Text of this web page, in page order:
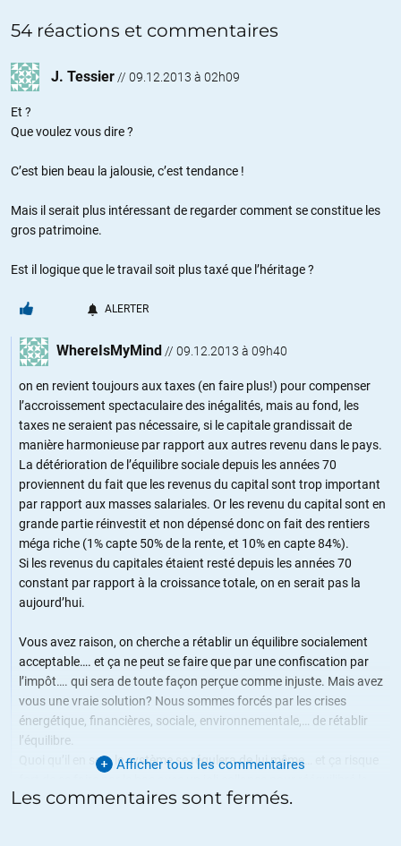
54 réactions et commentaires
J. Tessier// 09.12.2013 à 02h09
Et ?
Que voulez vous dire ?
C’est bien beau la jalousie, c’est tendance !
Mais il serait plus intéressant de regarder comment se constitue les
gros patrimoine.
Est il logique que le travail soit plus taxé que l’héritage ?
ALERTER
WhereIsMyMind // 09.12.2013 à 09h40
on en revient toujours aux taxes (en faire plus!) pour compenser
l’accroissement spectaculaire des inégalités, mais au fond, les
taxes ne seraient pas nécessaire, si le capitale grandissait de
manière harmonieuse par rapport aux autres revenu dans le pays.
La détérioration de l’équilibre sociale depuis les années 70
proviennent du fait que les revenus du capital sont trop important
par rapport aux masses salariales. Or les revenu du capital sont en
grande partie réinvestit et non dépensé donc on fait des rentiers
méga riche (1% capte 50% de la rente, et 10% en capte 84%).
Si les revenus du capitales étaient resté depuis les années 70
constant par rapport à la croissance totale, on en serait pas la
aujourd’hui.
Vous avez raison, on cherche a rétablir un équilibre socialement
acceptable…. et ça ne peut se faire que par une confiscation par
l’impôt…. qui sera de toute façon perçue comme injuste. Mais avez
vous une vraie solution? Nous sommes forcés par les crises
énergétique, financières, sociale, environnementale,… de rétablir
l’équilibre.
Quoi qu’il en soit, le système se régulera de lui même… et ça risque
système. On a créé trop de dette, et on a généré trop peu de
Afficher tous les commentaires
Les commentaires sont fermés.